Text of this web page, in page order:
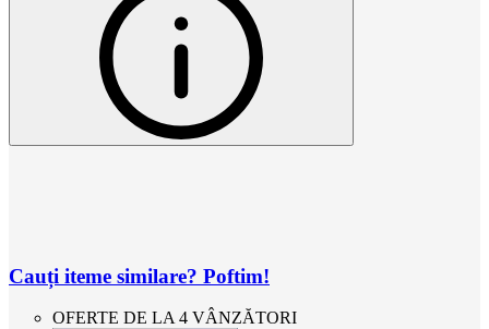
Cauți iteme similare? Poftim!
OFERTE DE LA 4 VÂNZĂTORI